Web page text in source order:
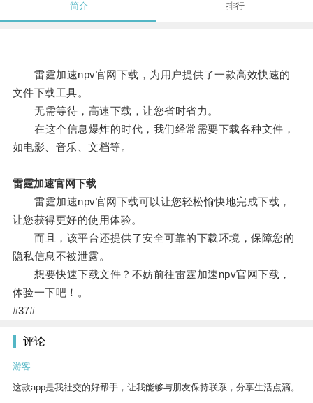
简介 排行
雷霆加速npv官网下载，为用户提供了一款高效快速的
文件下载工具。
无需等待，高速下载，让您省时省力。
在这个信息爆炸的时代，我们经常需要下载各种文件，
如电影、音乐、文档等。
雷霆加速官网下载
雷霆加速npv官网下载可以让您轻松愉快地完成下载，
让您获得更好的使用体验。
而且，该平台还提供了安全可靠的下载环境，保障您的
隐私信息不被泄露。
想要快速下载文件？不妨前往雷霆加速npv官网下载，
体验一下吧！。
#37#
评论
游客
这款app是我社交的好帮手，让我能够与朋友保持联系，分享生活点滴。